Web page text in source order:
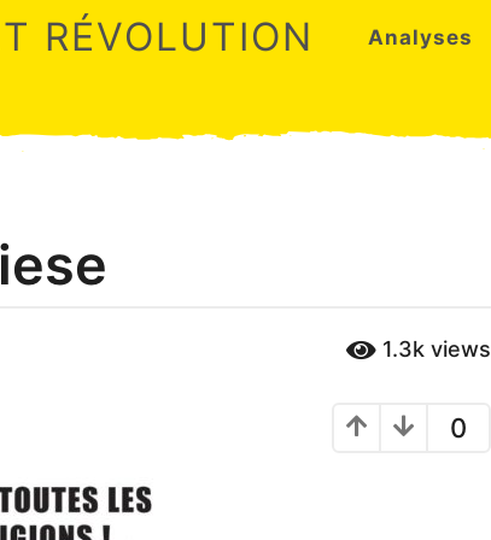
RÉVOLUTION Analyses
1.3k views
0